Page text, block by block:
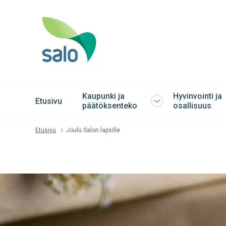
Etusivu
Kaupunki ja
päätöksenteko
Avaa
Hyvinvointi ja
osallisuus
Etusivu Joulu Salon lapsille